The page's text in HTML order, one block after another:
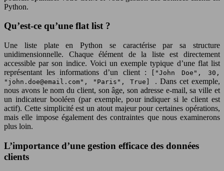
Python.
Qu’est-ce qu’une flat list ?
Une liste plate en Python se caractérise par sa structure
unidimensionnelle. Chaque élément de la liste est directement
accessible par son indice. Voici un exemple typique d’une flat list
représentant les informations d’un client :
["John Doe", 30,
" john.doe@email.com", "Paris", True] . Dans cet exemple,
nous avons le nom du client, son âge, son adresse e-mail, sa ville et
un indicateur booléen (par exemple, pour indiquer si le client est
actif). Cette simplicité est un atout majeur pour certaines opérations,
mais elle impose également des contraintes que nous examinerons
plus loin.
L’importance d’une gestion efficace des données
clients